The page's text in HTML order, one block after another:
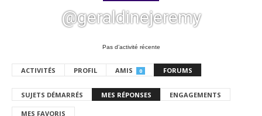
@geraldinejeremy
Pas d’activité récente
ACTIVITÉS PROFIL AMIS 0 FORUMS
SUJETS DÉMARRÉS MES RÉPONSES ENGAGEMENTS
MES FAVORIS